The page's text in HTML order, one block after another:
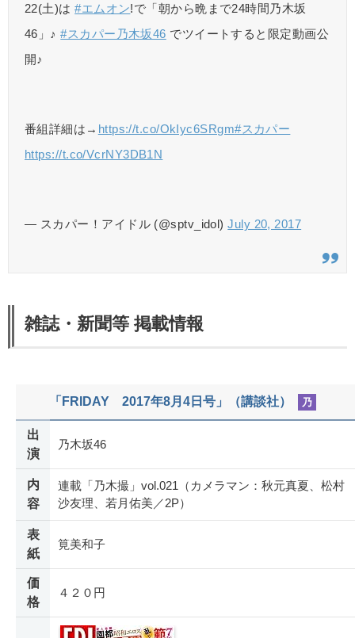
22(土)は#エムオン!で「朝から晩まで24時間乃木坂
46」♪#スカパー乃木坂46 でツイートすると限定動画公
開♪
番組詳細は→ https://t.co/OkIyc6SRgm#スカパー
https://t.co/VcrNY3DB1N
— スカパー！アイドル (@sptv_idol)July 20, 2017
雑誌・新聞等 掲載情報
「FRIDAY 2017年8月4日号」（講談社） 乃
出
演
乃木坂46
内
容
連載「乃木撮」vol.021（カメラマン：秋元真夏、松村
沙友理、若月佑美／2P）
表
紙
筧美和子
価
格
４２０円